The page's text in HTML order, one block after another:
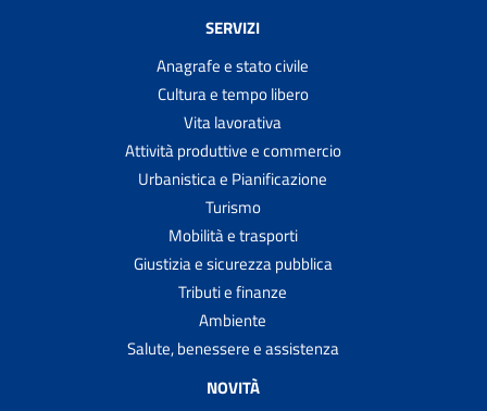
SERVIZI
Anagrafe e stato civile
Cultura e tempo libero
Vita lavorativa
Attività produttive e commercio
Urbanistica e Pianificazione
Turismo
Mobilità e trasporti
Giustizia e sicurezza pubblica
Tributi e finanze
Ambiente
Salute, benessere e assistenza
NOVITÀ